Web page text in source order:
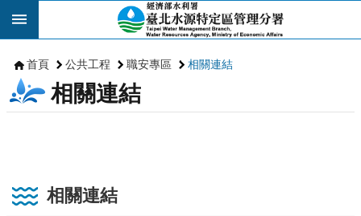
跳到主要內容區塊
首頁 公共工程 職安專區 相關連結
相關連結
相關連結